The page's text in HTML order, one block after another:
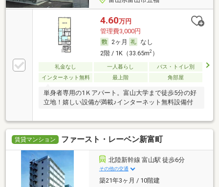
4.60万円
管理費3,000円
2ヶ月
なし
2階 / 1K（33.65m2）
礼金なし 一人暮らし
バス・トイレ別
インターネット無料
最上階 角部屋
単身者専用の1Ｋアパート。富山大学まで徒歩5分の好
立地！嬉しい設備が満載♪インターネット無料設備付
賃貸マンション ファースト・レーベン新富町
北陸新幹線 富山駅 徒歩6分
その他の交通
築21年3ヶ月 / 10階建